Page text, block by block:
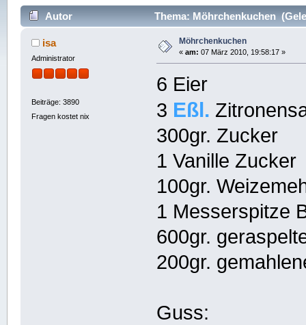
Autor Thema: Möhrchenkuchen
isa
Administrator
Beiträge: 3890
Fragen kostet nix
Möhrchenkuchen
« am: 07 März 2010, 19:58:17 »
6 Eier
3 Eßl.
300gr. Zucker
1 Vanille Zucker
100gr.
1 Messerspitze
600gr.
200gr.
Guss: